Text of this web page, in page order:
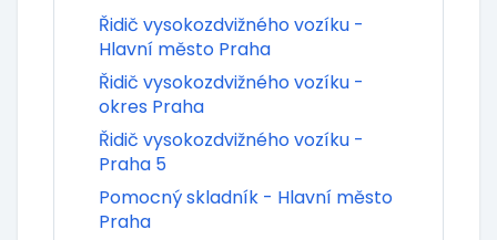
Řidič vysokozdvižného vozíku -
Hlavní město Praha
Řidič vysokozdvižného vozíku -
okres Praha
Řidič vysokozdvižného vozíku -
Praha 5
Pomocný skladník - Hlavní město
Praha